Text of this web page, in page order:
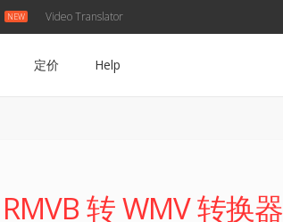
Video Translator
定价 Help
RMVB 转 WMV 转换器